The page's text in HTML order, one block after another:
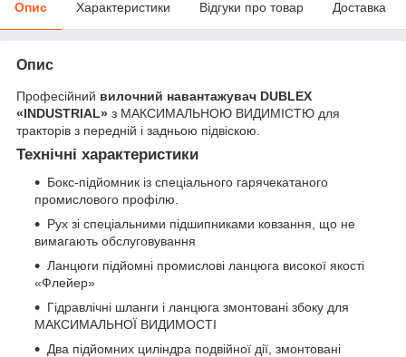
Опис Характеристики Відгуки про товар Доставка
Опис
Професійний вилочний навантажувач DUBLEX
«INDUSTRIAL» з МАКСИМАЛЬНОЮ ВИДИМІСТЮ для
тракторів з передній і задньою підвіскою.
Технічні характеристики
Бокс-підйомник із спеціального гарячекатаного
промислового профілю.
Рух зі спеціальними підшипниками ковзання, що не
вимагають обслуговування
Ланцюги підйомні промислові ланцюга високої якості
«Флейер»
Гідравлічні шланги і ланцюга змонтовані збоку для
МАКСИМАЛЬНОЇ ВИДИМОСТІ
Два підйомних циліндра подвійної дії, змонтовані